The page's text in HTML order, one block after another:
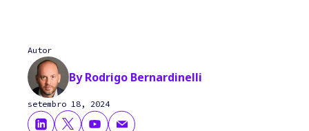
Autor
By Rodrigo Bernardinelli
setembro 18, 2024